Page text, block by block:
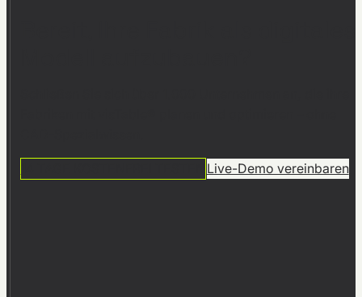
Live-Demo vereinbaren